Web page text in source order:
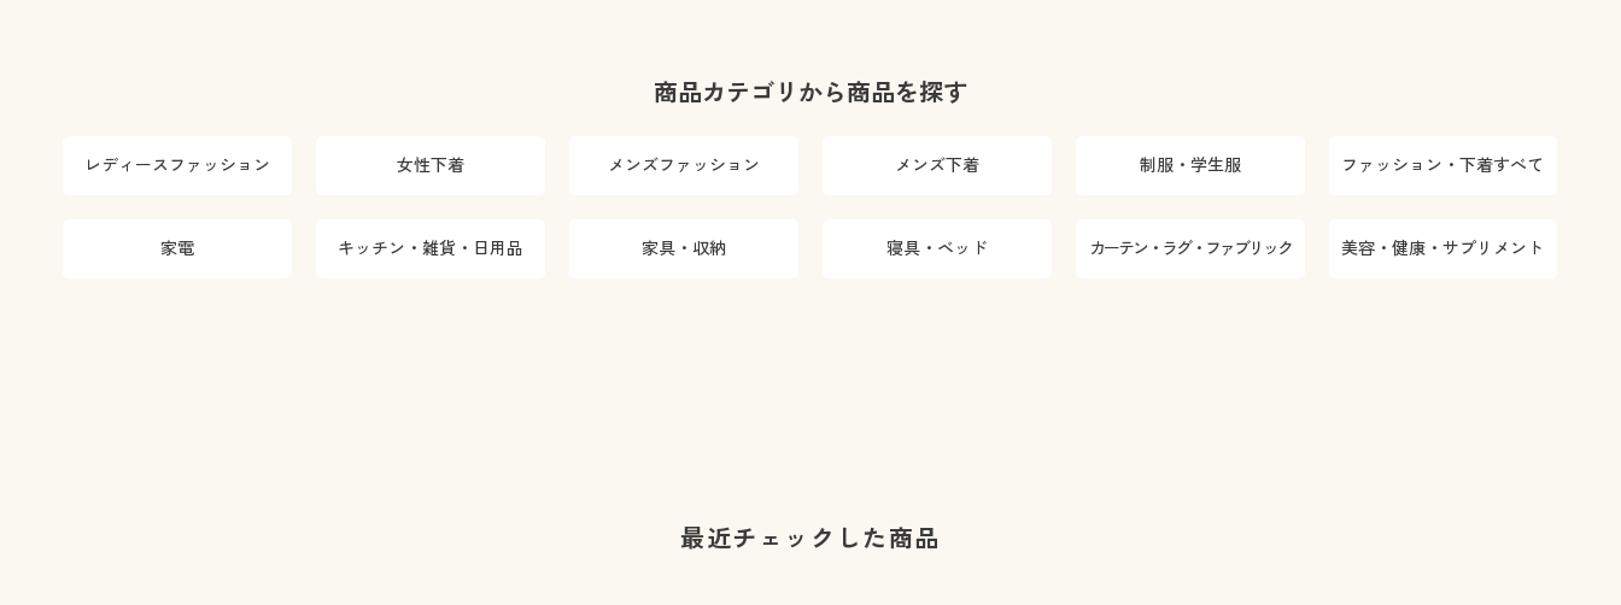
商品カテゴリから商品を探す
レディースファッション 女性下着 メンズファッション メンズ下着 制服・学生服 ファッション・下着すべて
家電 キッチン・雑貨・日用品 家具・収納 寝具・ベッド カーテン・ラグ・ファブリック 美容・健康・サプリメント
最近チェックした商品